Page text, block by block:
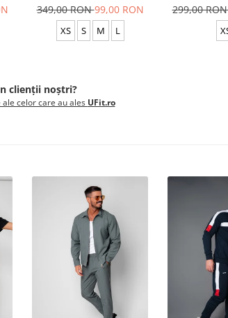
349,00 RON99,00 RON
XS S M L
299,00
clienții noștri?
celor care au ales UFit.ro